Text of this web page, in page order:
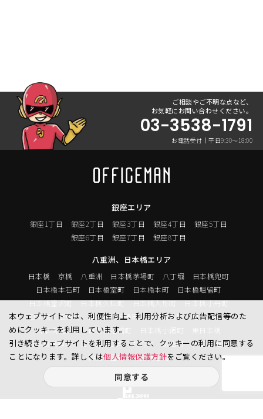
ご相談やご不明な点など、
お気軽にお問い合わせください。
03-3538-1791
お電話受付｜平日9:30〜18:00
銀座エリア
銀座1丁目 銀座2丁目 銀座3丁目 銀座4丁目
銀座5丁目
銀座6丁目
銀座7丁目 銀座8丁目
八重洲、日本橋エリア
日本橋 京橋 八重洲 日本橋茅場町 八丁堀
日本橋兜町
日本橋本石町
日本橋室町 日本橋本町
日本橋堀留町
日本橋富沢町
日本橋久松町 日本橋人形町
日本橋小舟町
日本橋大伝馬町
日本橋小伝馬町 日本橋浜町
日本橋中洲
日本橋蛎殻町
日本橋箱崎町 日本橋小網町
東日本橋
日本橋馬喰町
日本橋横山町 丸の内 鍛冶町
神田鍛冶町
神田紺屋町
神田美倉町
本ウェブサイトでは、利便性向上、利用分析および広告配信等のた
めにクッキーを利用しています。
引き続きウェブサイトを利用することで、クッキーの利用に同意する
ことになります。詳しくは個人情報保護方針をご覧ください。
同意する